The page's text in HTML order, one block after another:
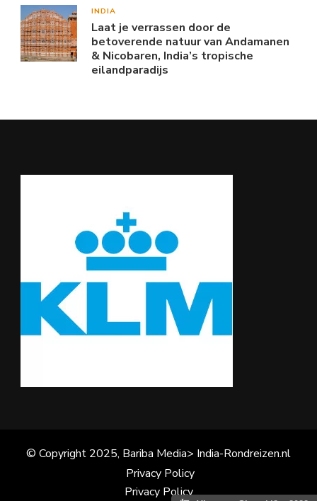
INDIA
Laat je verrassen door de
betoverende natuur van Andamanen
& Nicobaren, India’s tropische
eilandparadijs
© Copyright 2025, Bariba Media> India-Rondreizen.nl
Privacy Policy
Privacy Policy